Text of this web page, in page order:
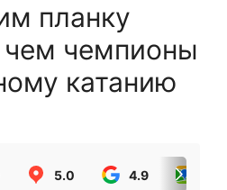
планку
чем чемпионы
катанию
5.0 4.9